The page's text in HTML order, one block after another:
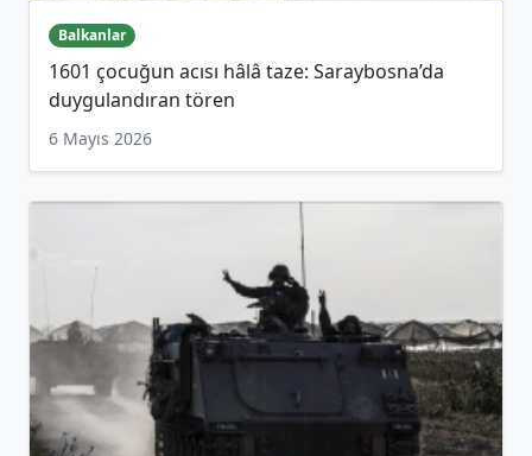
Balkanlar
1601 çocuğun acısı hâlâ taze: Saraybosna’da
duygulandıran tören
6 Mayıs 2026